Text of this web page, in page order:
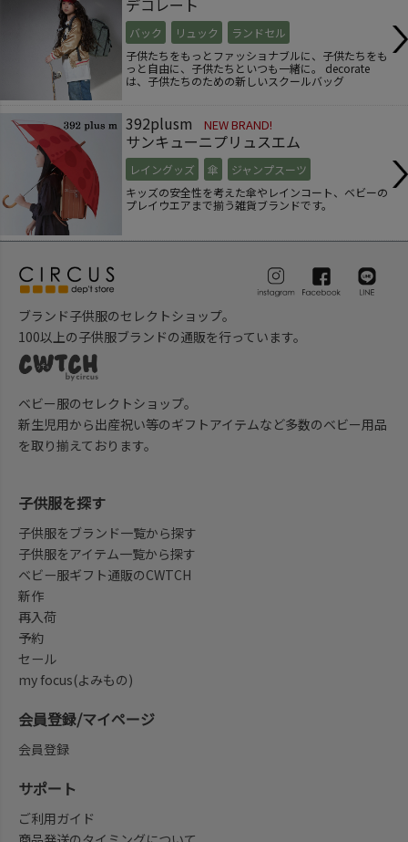
デコレート
バック リュック
ランドセル
子供たちをもっとファッショナブルに、子供たちをも
っと自由に、子供たちといつも一緒に。 decorate
は、子供たちのための新しいスクールバッグ
392plusm NEW BRAND!
サンキューニプリュスエム
レイングッズ 傘
ジャンプスーツ
キッズの安全性を考えた傘やレインコート、ベビーの
プレイウエアまで揃う雑貨ブランドです。
ブランド子供服のセレクトショップ。
100以上の子供服ブランドの通販を行っています。
ベビー服のセレクトショップ。
新生児用から出産祝い等のギフトアイテムなど多数のベビー用品
を取り揃えております。
子供服を探す
子供服をブランド一覧から探す
子供服をアイテム一覧から探す
ベビー服ギフト通販のCWTCH
新作
再入荷
予約
セール
my focus(よみもの)
会員登録/マイページ
会員登録
サポート
ご利用ガイド